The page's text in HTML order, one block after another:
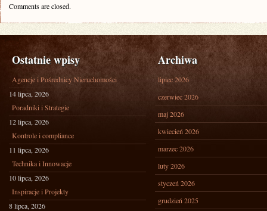
Comments are closed.
Ostatnie wpisy
Agencje i Pośrednicy Nieruchomości
14 lipca, 2026
Poradniki i Strategie
12 lipca, 2026
Kontrole i compliance
11 lipca, 2026
Technika i Innowacje
10 lipca, 2026
Inspiracje i Projekty
8 lipca, 2026
Archiwa
lipiec 2026
czerwiec 2026
maj 2026
kwiecień 2026
marzec 2026
luty 2026
styczeń 2026
grudzień 2025